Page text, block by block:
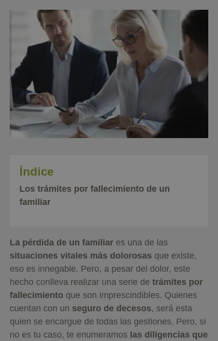
Índice
Los trámites por fallecimiento de un
familiar
La pérdida de un familiar es una de las
situaciones vitales más dolorosas que existe,
eso es innegable. Pero, a pesar del dolor, este
hecho conlleva realizar una serie de trámites por
fallecimiento que son imprescindibles. Quienes
cuentan con un seguro de decesos, será esta
quien se encargue de todas las gestiones. Pero, si
no es tu caso, te enumeramos las diligencias que